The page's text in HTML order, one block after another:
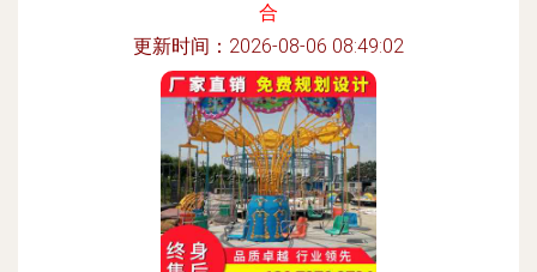
合
更新时间：2026-08-06 08:49:02